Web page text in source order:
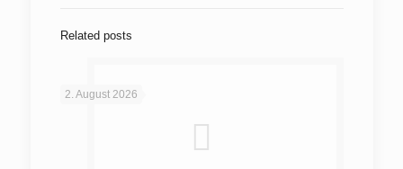
Related posts
2. August 2026